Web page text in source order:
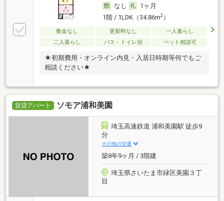
なし
1ヶ月
1階 / 1LDK（34.86m2）
敷金なし 更新料なし
一人暮らし
二人暮らし
バス・トイレ別 ペット相談可
★初期費用・オンライン内見・入居日時期等何でもご
相談ください★
賃貸アパート ソモア浦和美園
埼玉高速鉄道 浦和美園駅 徒歩9
分
その他の交通
築8年9ヶ月 / 3階建
埼玉県さいたま市緑区美園３丁
目